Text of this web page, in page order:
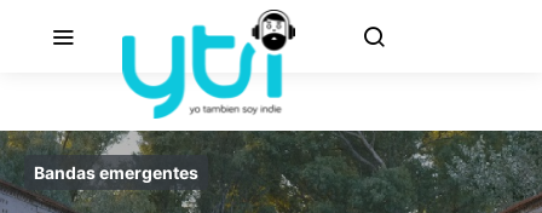
Bandas emergentes